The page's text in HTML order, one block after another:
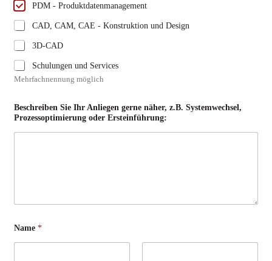
PDM - Produktdatenmanagement
CAD, CAM, CAE - Konstruktion und Design
3D-CAD
Schulungen und Services
Mehrfachnennung möglich
Beschreiben Sie Ihr Anliegen gerne näher, z.B. Systemwechsel,
Prozessoptimierung oder Ersteinführung:
Name*